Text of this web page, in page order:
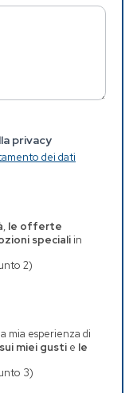
privacy
dei dati
, le offerte
specialiin
2)
mia esperienza di
sui miei gusti e le
3)